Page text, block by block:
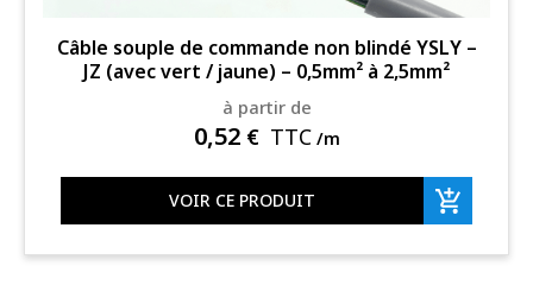
Câble souple de commande non blindé YSLY –
JZ (avec vert / jaune) – 0,5mm² à 2,5mm²
à partir de
0,52 € TTC/m
VOIR CE PRODUIT